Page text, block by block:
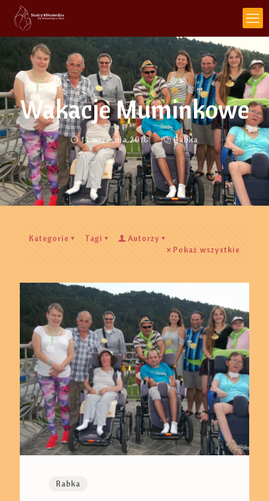
Wakacje Muminkowe
14 września 2018 Rabka
Kategorie Tagi
Autorzy
Pokaż wszystkie
Rabka